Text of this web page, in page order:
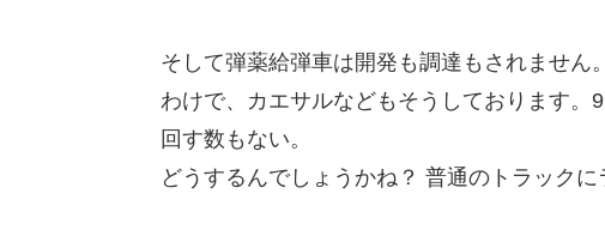
そして弾薬給弾車は開発も調達もされませ
わけで、カエサルなどもそうしております
回す数もない。
どうするんでしょうかね？ 普通のトラック